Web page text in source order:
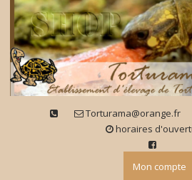
Skip
content
Torturama@orange.fr
horaires
Mon compte